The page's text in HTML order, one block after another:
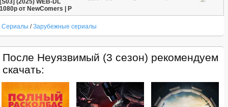
[S03] (2025) WEB-DL
1080p от NewComers | P
Сериалы /Зарубежные сериалы
После Неуязвимый (3 сезон) рекомендуем
скачать: